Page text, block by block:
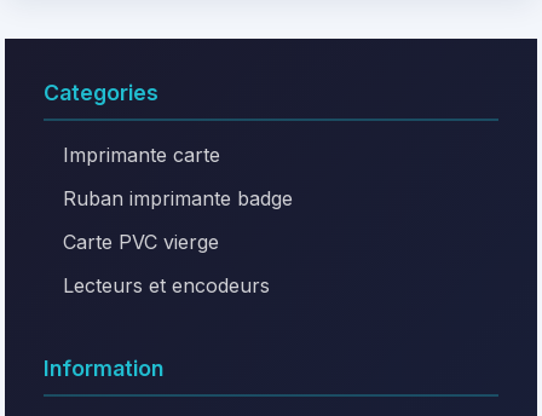
Categories
Imprimante carte
Ruban imprimante badge
Carte PVC vierge
Lecteurs et encodeurs
Information